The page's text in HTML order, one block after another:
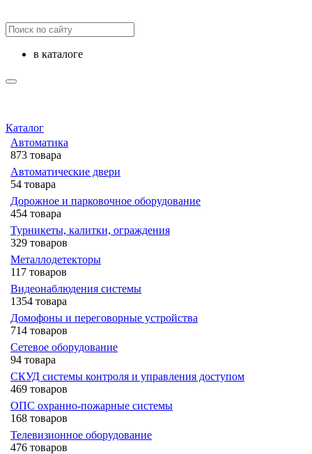
в каталоге
Каталог
Автоматика
873 товара
Автоматические двери
54 товара
Дорожное и парковочное оборудование
454 товара
Турникеты, калитки, ограждения
329 товаров
Металлодетекторы
117 товаров
Видеонаблюдения cистемы
1354 товара
Домофоны и переговорные устройства
714 товаров
Сетевое оборудование
94 товара
СКУД системы контроля и управления доступом
469 товаров
ОПС охранно-пожарные системы
168 товаров
Телевизионное оборудование
476 товаров